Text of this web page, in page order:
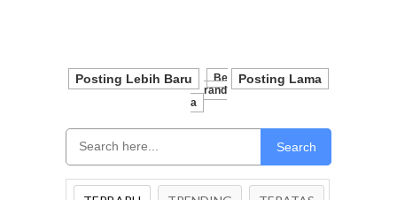
Posting Lebih Baru Posting Lama
Be
Rand
A
Search